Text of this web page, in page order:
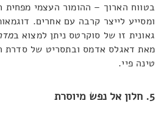
בטווח הארוך – ההומור העצמי
ומסייע לייצר קרבה עם אחרים.
גאונית זו של סוקרטס ניתן למצוא ב
מאת דאגלס אדמס ובתסריט של סדרת
טינה פיי.
5. חלון אל נפש מיוסרת